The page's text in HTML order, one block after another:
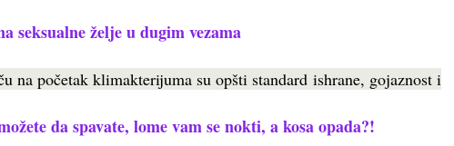
seksualne želje u dugim vezama
na početak klimakterijuma su opšti standard ishrane, gojaznost i
da spavate, lome vam se nokti, a kosa opada?!